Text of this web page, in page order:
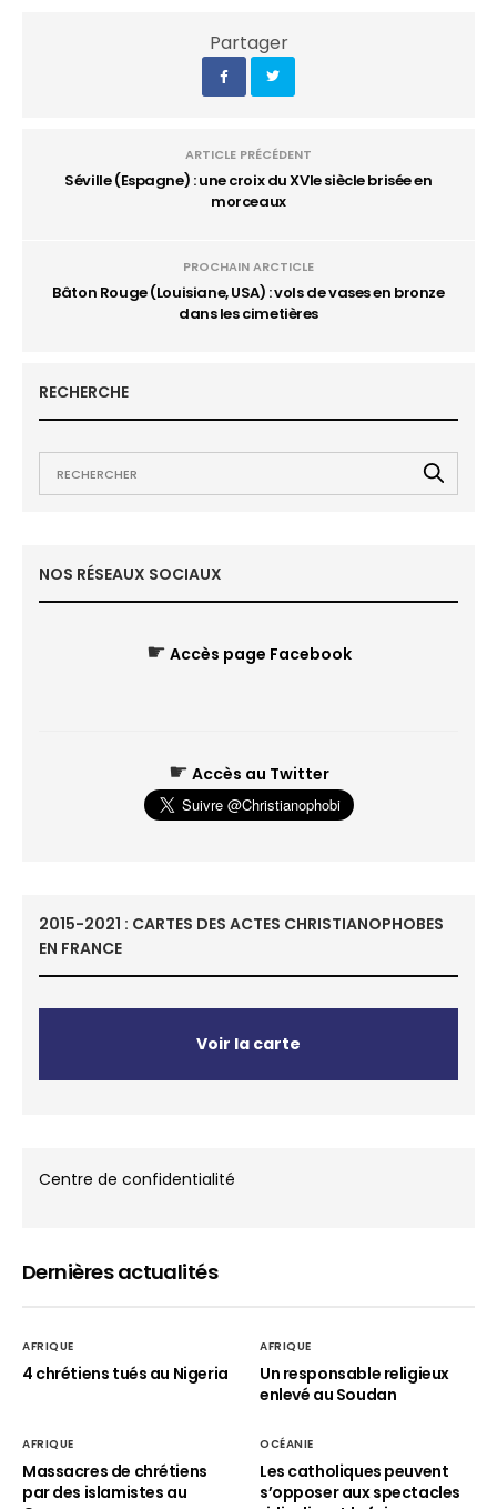
Partager
ARTICLE PRÉCÉDENT
Séville (Espagne) : une croix du XVIe siècle brisée en
morceaux
PROCHAIN ARCTICLE
Bâton Rouge (Louisiane, USA) : vols de vases en bronze
dans les cimetières
RECHERCHE
NOS RÉSEAUX SOCIAUX
☛ Accès page Facebook
☛ Accès au Twitter
2015-2021 : CARTES DES ACTES CHRISTIANOPHOBES
EN FRANCE
Voir la carte
Centre de confidentialité
Dernières actualités
AFRIQUE
4 chrétiens tués au Nigeria
AFRIQUE
Un responsable religieux
enlevé au Soudan
AFRIQUE
Massacres de chrétiens
par des islamistes au
OCÉANIE
Les catholiques peuvent
s’opposer aux spectacles